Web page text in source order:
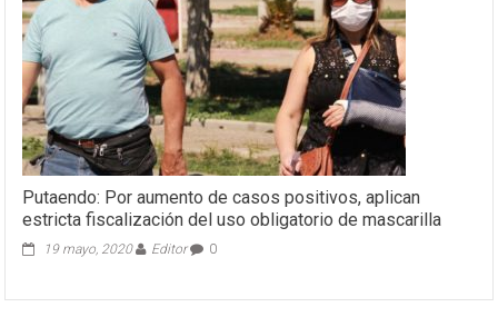
Putaendo: Por aumento de casos positivos, aplican
estricta fiscalización del uso obligatorio de mascarilla
19 mayo, 2020 Editor 0